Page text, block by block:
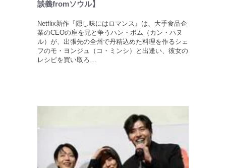
談義fromソウル】
Netflix新作『隠し味にはロマンス』は、大手食品企
業のCEOの座を兄と争うハン・ボム（カン・ハヌ
ル）が、出張先の全州で丹精込めた料理を作るシェ
フのモ・ヨンジュ（コ・ミンシ）と出逢い、彼女の
レシピを買い取ろ…